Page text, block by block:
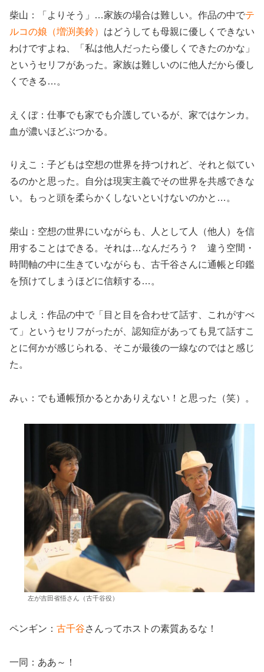
柴山：「よりそう」…家族の場合は難しい。作品の中でテ
ルコの娘（増渕美鈴） はどうしても母親に優しくできない
わけですよね、「私は他人だったら優しくできたのかな」
というセリフがあった。家族は難しいのに他人だから優し
くできる…。
えくぼ：仕事でも家でも介護しているが、家ではケンカ。
血が濃いほどぶつかる。
りえこ：子どもは空想の世界を持つけれど、それと似てい
るのかと思った。自分は現実主義でその世界を共感できな
い。もっと頭を柔らかくしないといけないのかと…。
柴山：空想の世界にいながらも、人として人（他人）を信
用することはできる。それは…なんだろう？ 違う空間・
時間軸の中に生きていながらも、古千谷さんに通帳と印鑑
を預けてしまうほどに信頼する…。
よしえ：作品の中で「目と目を合わせて話す、これがすべ
て」というセリフがったが、認知症があっても見て話すこ
とに何かが感じられる、そこが最後の一線なのではと感じ
た。
みぃ：でも通帳預かるとかありえない！と思った（笑）。
左が吉田省悟さん（古千谷役）
ペンギン： 古千谷さんってホストの素質あるな！
一同：ああ～！